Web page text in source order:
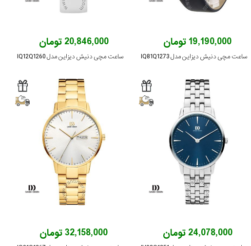
19,190,000 تومان
ساعت مچی دنیش دیزاین مدل IQ81Q1273
20,846,000 تومان
ساعت مچی دنیش دیزاین مدل IQ12Q1260
24,078,000 تومان 32,158,000 تومان